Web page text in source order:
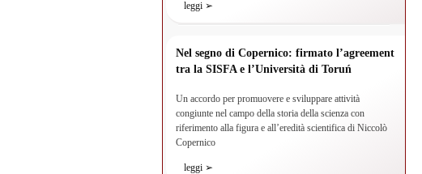
leggi ➢
Nel segno di Copernico: firmato l’agreement
tra la SISFA e l’Università di Toruń
Un accordo per promuovere e sviluppare attività
congiunte nel campo della storia della scienza con
riferimento alla figura e all’eredità scientifica di Niccolò
Copernico
leggi ➢